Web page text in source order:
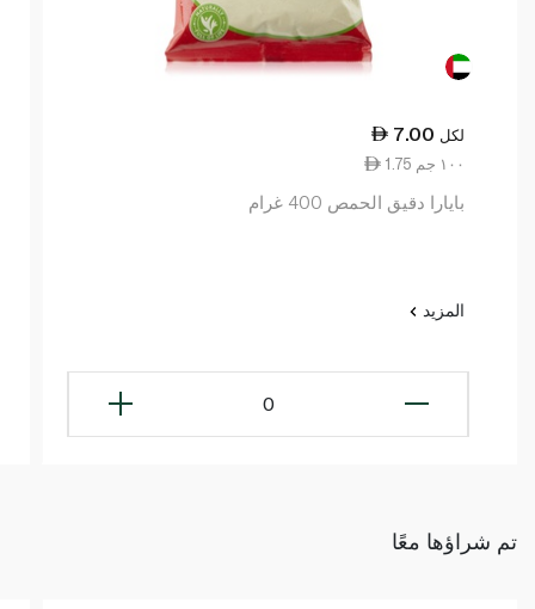
7.00 لكل
1.75 ١٠٠ جم
بايارا دقيق الحمص 400 غرام
المزيد
0
تم شراؤها معًا